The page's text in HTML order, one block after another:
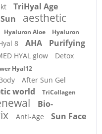
TriHyal Age
aesthetic
Hyaluron Aloe
Hyaluron
8 AHA
Purifying
HYAL glow
Detox
Hyal12
After Sun Gel
world TriCollagen
Bio-
Anti-Age
Sun Face